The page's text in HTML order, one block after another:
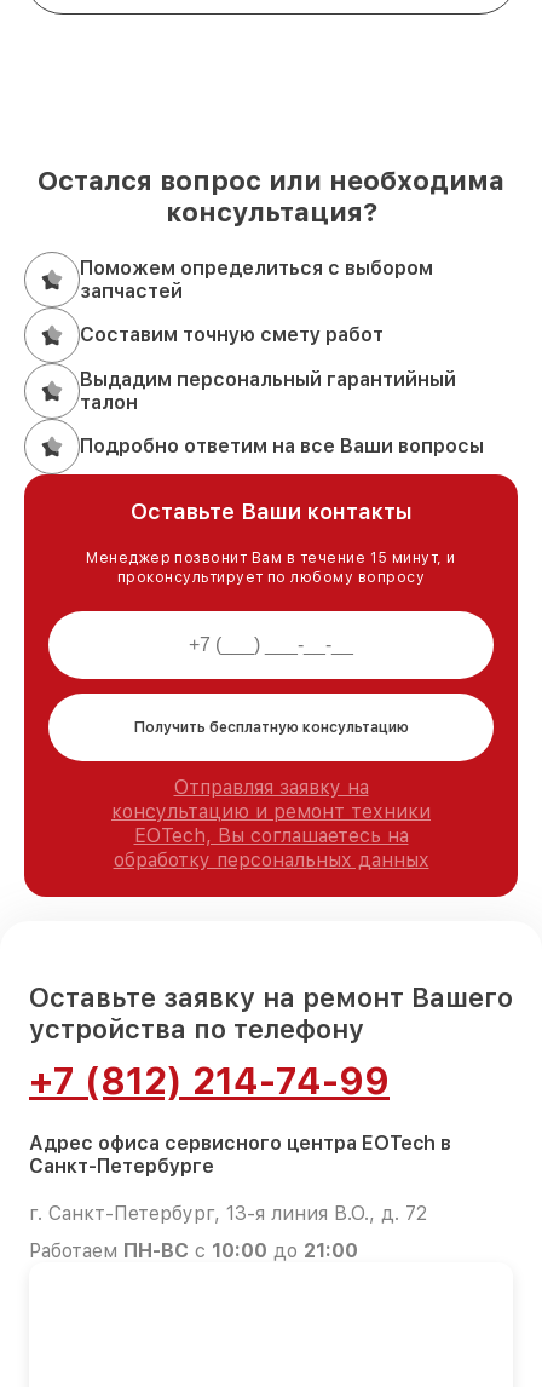
Остался вопрос или необходима
консультация?
Поможем определиться с выбором
запчастей
Составим точную смету работ
Выдадим персональный гарантийный
талон
Подробно ответим на все Ваши вопросы
Оставьте Ваши контакты
Менеджер позвонит Вам в течение 15 минут, и
проконсультирует по любому вопросу
Получить бесплатную консультацию
Отправляя заявку на
консультацию и ремонт техники
EOTech, Вы соглашаетесь на
обработку персональных данных
Оставьте заявку на ремонт Вашего
устройства по телефону
+7 (812) 214-74-99
Адрес офиса сервисного центра EOTech в
Санкт-Петербурге
г. Санкт-Петербург, 13-я линия В.О., д. 72
Работаем ПН-ВС с 10:00 до 21:00